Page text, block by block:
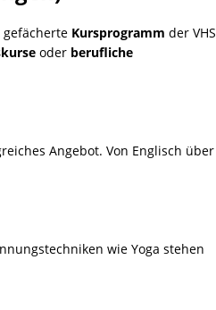
Kursprogramm der VHS
oder berufliche
Angebot. Von Englisch über
wie Yoga stehen